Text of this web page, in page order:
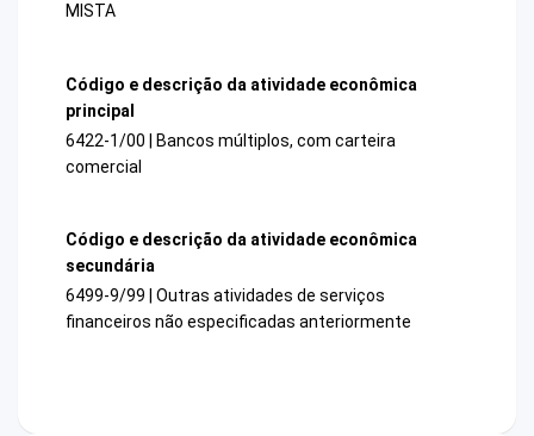
MISTA
Código e descrição da atividade econômica
principal
6422-1/00 | Bancos múltiplos, com carteira
comercial
Código e descrição da atividade econômica
secundária
6499-9/99 | Outras atividades de serviços
financeiros não especificadas anteriormente